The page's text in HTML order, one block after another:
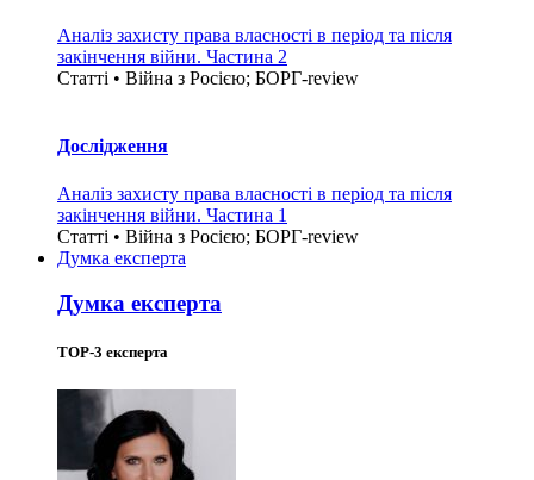
Аналіз захисту права власності в період та після
закінчення війни. Частина 2
Статті • Війна з Росією; БОРГ-review
Дослідження
Аналіз захисту права власності в період та після
закінчення війни. Частина 1
Статті • Війна з Росією; БОРГ-review
Думка експерта
Думка експерта
TOP-3 експерта